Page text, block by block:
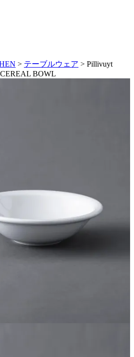
> テーブルウェア > Pillivuyt
BOWL